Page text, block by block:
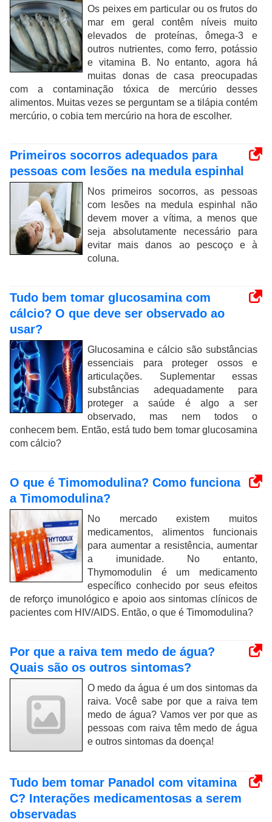
Os peixes em particular ou os frutos do
mar em geral contêm níveis muito
elevados de proteínas, ômega-3 e
outros nutrientes, como ferro, potássio
e vitamina B. No entanto, agora há
muitas donas de casa preocupadas
com a contaminação tóxica de mercúrio desses
alimentos. Muitas vezes se perguntam se a tilápia contém
mercúrio, o cobia tem mercúrio na hora de escolher.
Primeiros socorros adequados para
pessoas com lesões na medula espinhal
Nos primeiros socorros, as pessoas
com lesões na medula espinhal não
devem mover a vítima, a menos que
seja absolutamente necessário para
evitar mais danos ao pescoço e à
coluna.
Tudo bem tomar glucosamina com
cálcio? O que deve ser observado ao
usar?
Glucosamina e cálcio são substâncias
essenciais para proteger ossos e
articulações. Suplementar essas
substâncias adequadamente para
proteger a saúde é algo a ser
observado, mas nem todos o
conhecem bem. Então, está tudo bem tomar glucosamina
com cálcio?
O que é Timomodulina? Como funciona
a Timomodulina?
No mercado existem muitos
medicamentos, alimentos funcionais
para aumentar a resistência, aumentar
a imunidade. No entanto,
Thymomodulin é um medicamento
específico conhecido por seus efeitos
de reforço imunológico e apoio aos sintomas clínicos de
pacientes com HIV/AIDS. Então, o que é Timomodulina?
Por que a raiva tem medo de água?
Quais são os outros sintomas?
O medo da água é um dos sintomas da
raiva. Você sabe por que a raiva tem
medo de água? Vamos ver por que as
pessoas com raiva têm medo de água
e outros sintomas da doença!
Tudo bem tomar Panadol com vitamina
C? Interações medicamentosas a serem
observadas